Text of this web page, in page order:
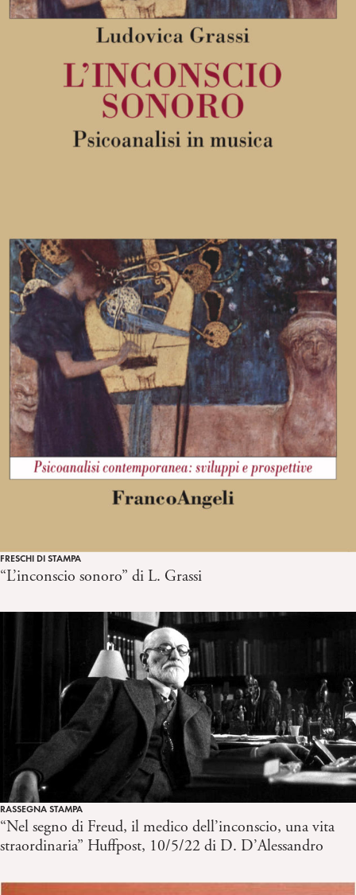
FRESCHI DI STAMPA
“L’inconscio sonoro” di L. Grassi
RASSEGNA STAMPA
“Nel segno di Freud, il medico dell’inconscio, una vita
straordinaria” Huffpost, 10/5/22 di D. D’Alessandro